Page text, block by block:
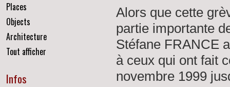
Places
Objects
Architecture
Tout afficher
Infos
Alors que cette
partie importante
Stéfane FRANCE
à ceux qui ont fait
novembre 1999